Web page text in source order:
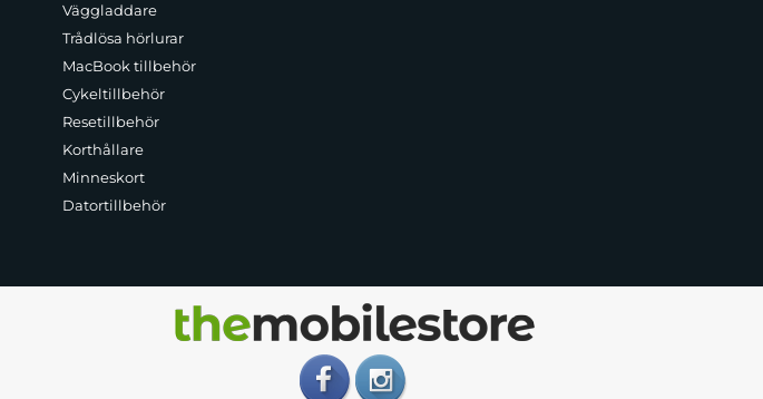
Väggladdare
Trådlösa hörlurar
MacBook tillbehör
Cykeltillbehör
Resetillbehör
Korthållare
Minneskort
Datortillbehör